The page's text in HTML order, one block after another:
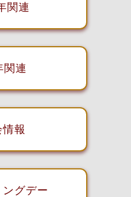
関連
関連
情報
グデー